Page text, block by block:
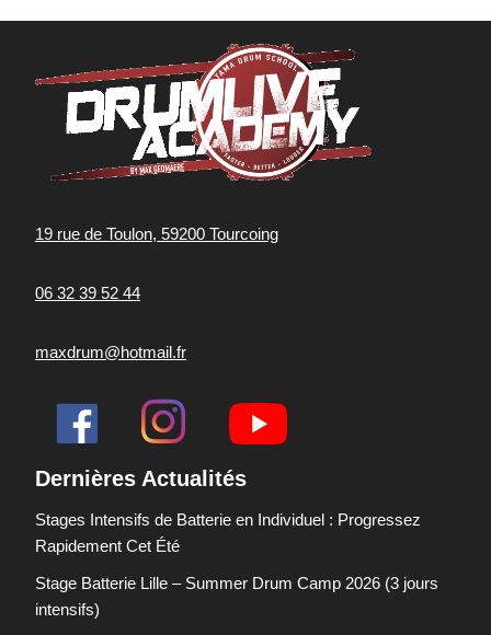
19 rue de Toulon, 59200 Tourcoing
06 32 39 52 44
maxdrum@hotmail.fr
Dernières Actualités
Stages Intensifs de Batterie en Individuel : Progressez
Rapidement Cet Été
Stage Batterie Lille – Summer Drum Camp 2026 (3 jours
intensifs)